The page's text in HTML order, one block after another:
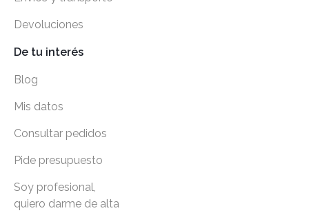
Devoluciones
De tu interés
Blog
Mis datos
Consultar pedidos
Pide presupuesto
Soy profesional,
quiero darme de alta